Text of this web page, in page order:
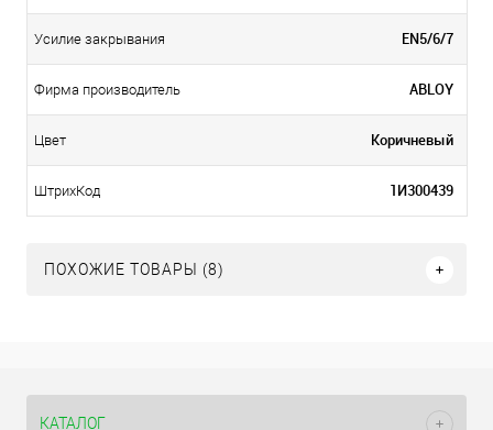
Усилие закрывания EN5/6/7
Фирма производитель ABLOY
Цвет Коричневый
ШтрихКод 1И300439
ПОХОЖИЕ ТОВАРЫ (8)
КАТАЛОГ